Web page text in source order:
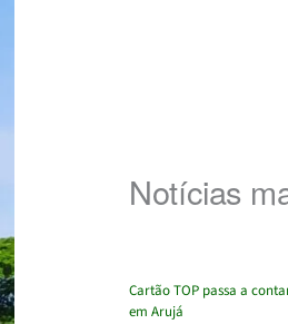
Notícias
Cartão TOP passa a
em Arujá